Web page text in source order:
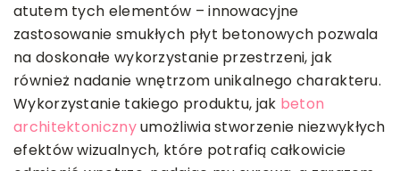
atutem tych elementów – innowacyjne
zastosowanie smukłych płyt betonowych pozwala
na doskonałe wykorzystanie przestrzeni, jak
również nadanie wnętrzom unikalnego charakteru.
Wykorzystanie takiego produktu, jak beton
architektonicznyumożliwia stworzenie niezwykłych
efektów wizualnych, które potrafią całkowicie